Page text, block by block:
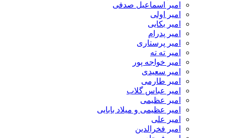
امیر اسماعیل صدفی
امیر اولی
امیر بکایی
امیر پدرام
امیر پرستاری
امیر ته ته
امیر خواجه پور
امیر سعیدی
امیر طارمی
امیر عباس گلاب
امیر عظیمی
امیر عظیمی و میلاد بابایی
امیر علی
امیر فخرالدین